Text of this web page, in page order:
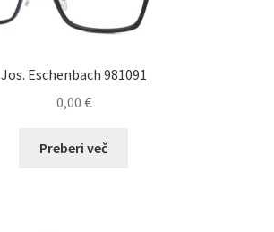
Jos. Eschenbach 981091
0,00 €
Preberi več